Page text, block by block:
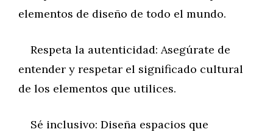
elementos de diseño de todo el mundo.
Respeta la autenticidad: Asegúrate de
entender y respetar el significado cultural
de los elementos que utilices.
Sé inclusivo: Diseña espacios que